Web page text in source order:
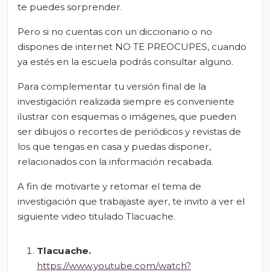
te puedes sorprender.
Pero si no cuentas con un diccionario o no
dispones de internet NO TE PREOCUPES, cuando
ya estés en la escuela podrás consultar alguno.
Para complementar tu versión final de la
investigación realizada siempre es conveniente
ilustrar con esquemas o imágenes, que pueden
ser dibujos o recortes de periódicos y revistas de
los que tengas en casa y puedas disponer,
relacionados con la información recabada.
A fin de motivarte y retomar el tema de
investigación que trabajaste ayer, te invito a ver el
siguiente video titulado Tlacuache.
Tlacuache.
https://www.youtube.com/watch?